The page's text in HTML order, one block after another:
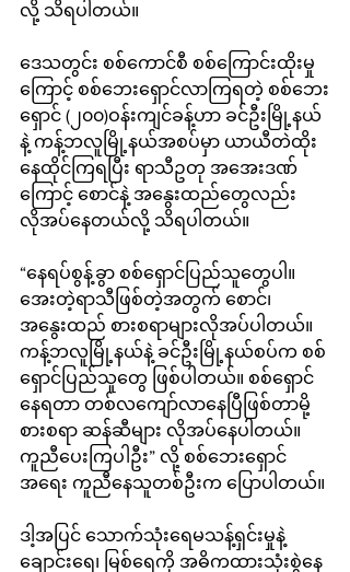
လို့ သိရပါတယ်။
ဒေသတွင်း စစ်ကောင်စီ စစ်ကြောင်းထိုးမှု
ကြောင့် စစ်ဘေးရှောင်လာကြရတဲ့ စစ်ဘေး
ရှောင် (၂၀၀)ဝန်းကျင်ခန့်ဟာ ခင်ဦးမြို့နယ်
နဲ့ ကန့်ဘလူမြို့နယ်အစပ်မှာ ယာယီတဲထိုး
နေထိုင်ကြရပြီး ရာသီဥတု အအေးဒဏ်
ကြောင့် စောင်နဲ့ အနွေးထည်တွေလည်း
လိုအပ်နေတယ်လို့ သိရပါတယ်။
“နေရပ်စွန့်ခွာ စစ်ရှောင်ပြည်သူတွေပါ။
အေးတဲ့ရာသီဖြစ်တဲ့အတွက် စောင်၊
အနွေးထည် စားစရာများလိုအပ်ပါတယ်။
ကန့်ဘလူမြို့နယ်နဲ့ ခင်ဦးမြို့နယ်စပ်က စစ်
ရှောင်ပြည်သူတွေ ဖြစ်ပါတယ်။ စစ်ရှောင်
နေရတာ တစ်လကျော်လာနေပြီဖြစ်တာမို့
စားစရာ ဆန်ဆီများ လိုအပ်နေပါတယ်။
ကူညီပေးကြပါဦး” လို့ စစ်ဘေးရှောင်
အရေး ကူညီနေသူတစ်ဦးက ပြောပါတယ်။
ဒါ့အပြင် သောက်သုံးရေမသန့်ရှင်းမှုနဲ့
ချောင်းရေ၊ မြစ်ရေကို အဓိကထားသုံးစွဲနေ